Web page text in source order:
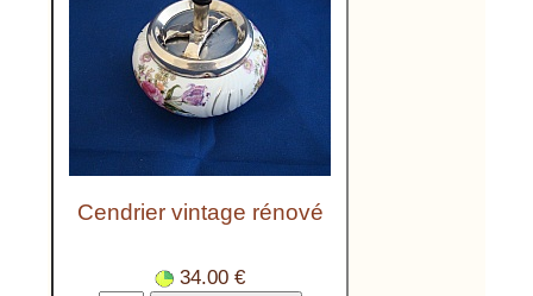
Cendrier vintage rénové
34.00 €